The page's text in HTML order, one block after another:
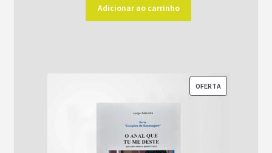
original
era:
atual
é:
Adicionar ao carrinho
OFERTA